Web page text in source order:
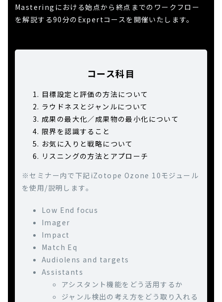
Masteringにおける始点から終点までのワークフロー
を解説する90分のExpertコースを開催いたします。
コース科目
目標設定と評価の方法について
ラウドネスとジャンルについて
成果の最大化／成果物の最小化について
限界を認識すること
お気に入りと戦略について
リスニングの方法とアプローチ
※セミナー内で下記iZotope Ozone 10モジュール
を使用/説明します。
Low End focus
Imager
Impact
Match Eq
Audiolens and targets
Assistants
アシスタント機能をどう活用するか
ジャンル検出の考え方をどう取り入れる